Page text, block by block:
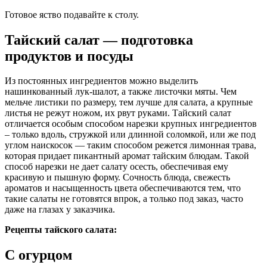
Готовое яство подавайте к столу.
Тайский салат — подготовка
продуктов и посуды
Из постоянных ингредиентов можно выделить
нашинкованный лук-шалот, а также листочки мяты. Чем
мельче листики по размеру, тем лучше для салата, а крупные
листья не режут ножом, их рвут руками. Тайский салат
отличается особым способом нарезки крупных ингредиентов
– только вдоль, стружкой или длинной соломкой, или же под
углом наискосок — таким способом режется лимонная трава,
которая придает пикантный аромат тайским блюдам. Такой
способ нарезки не дает салату осесть, обеспечивая ему
красивую и пышную форму. Сочность блюда, свежесть
ароматов и насыщенность цвета обеспечиваются тем, что
такие салаты не готовятся впрок, а только под заказ, часто
даже на глазах у заказчика.
Рецепты тайского салата:
С огурцом